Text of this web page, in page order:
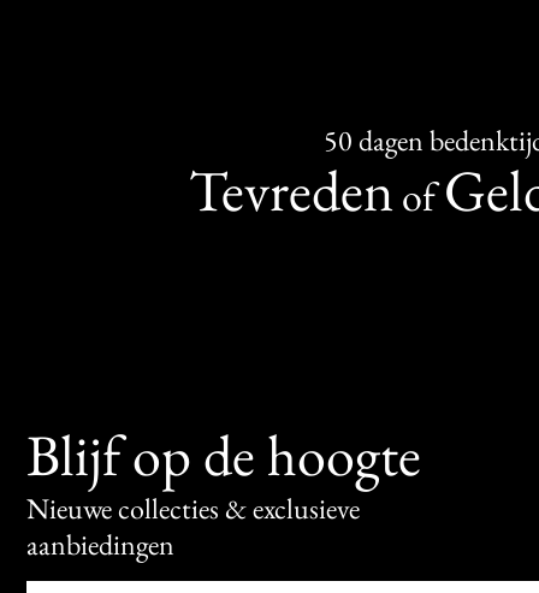
50 dagen
Tevredenof
Blijf op de hoogte
Nieuwe collecties & exclusieve
aanbiedingen